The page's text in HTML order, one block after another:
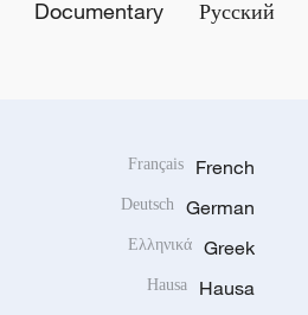
Русский
Documentary
French
Français
German
Deutsch
Greek
Ελληνικά
Hausa
Hausa